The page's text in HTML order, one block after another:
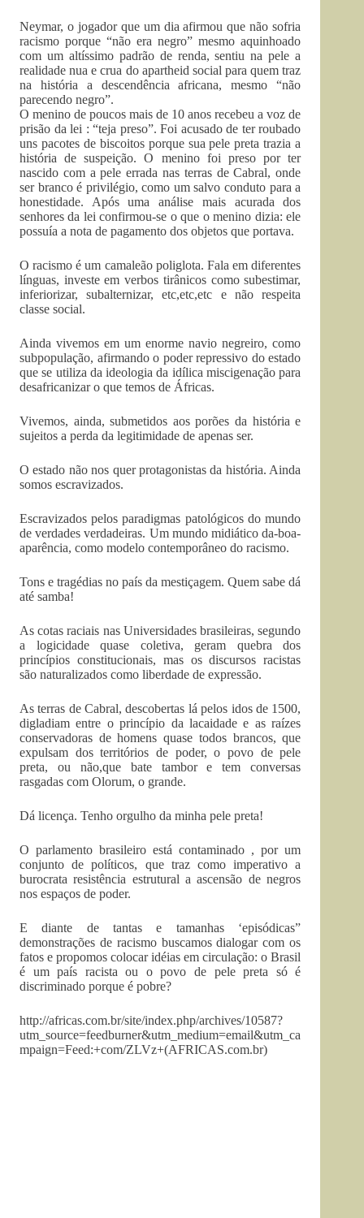
Neymar, o jogador que um dia afirmou que não sofria
racismo porque “não era negro” mesmo aquinhoado
com um altíssimo padrão de renda, sentiu na pele a
realidade nua e crua do apartheid social para quem traz
na história a descendência africana, mesmo “não
parecendo negro”.
O menino de poucos mais de 10 anos recebeu a voz de
prisão da lei : “teja preso”. Foi acusado de ter roubado
uns pacotes de biscoitos porque sua pele preta trazia a
história de suspeição. O menino foi preso por ter
nascido com a pele errada nas terras de Cabral, onde
ser branco é privilégio, como um salvo conduto para a
honestidade. Após uma análise mais acurada dos
senhores da lei confirmou-se o que o menino dizia: ele
possuía a nota de pagamento dos objetos que portava.
O racismo é um camaleão poliglota. Fala em diferentes
línguas, investe em verbos tirânicos como subestimar,
inferiorizar, subalternizar, etc,etc,etc e não respeita
classe social.
Ainda vivemos em um enorme navio negreiro, como
subpopulação, afirmando o poder repressivo do estado
que se utiliza da ideologia da idílica miscigenação para
desafricanizar o que temos de Áfricas.
Vivemos, ainda, submetidos aos porões da história e
sujeitos a perda da legitimidade de apenas ser.
O estado não nos quer protagonistas da história. Ainda
somos escravizados.
Escravizados pelos paradigmas patológicos do mundo
de verdades verdadeiras. Um mundo midiático da-boa-
aparência, como modelo contemporâneo do racismo.
Tons e tragédias no país da mestiçagem. Quem sabe dá
até samba!
As cotas raciais nas Universidades brasileiras, segundo
a logicidade quase coletiva, geram quebra dos
princípios constitucionais, mas os discursos racistas
são naturalizados como liberdade de expressão.
As terras de Cabral, descobertas lá pelos idos de 1500,
digladiam entre o princípio da lacaidade e as raízes
conservadoras de homens quase todos brancos, que
expulsam dos territórios de poder, o povo de pele
preta, ou não,que bate tambor e tem conversas
rasgadas com Olorum, o grande.
Dá licença. Tenho orgulho da minha pele preta!
O parlamento brasileiro está contaminado , por um
conjunto de políticos, que traz como imperativo a
burocrata resistência estrutural a ascensão de negros
nos espaços de poder.
E diante de tantas e tamanhas ‘episódicas”
demonstrações de racismo buscamos dialogar com os
fatos e propomos colocar idéias em circulação: o Brasil
é um país racista ou o povo de pele preta só é
discriminado porque é pobre?
http://africas.com.br/site/index.php/archives/10587?
utm_source=feedburner&utm_medium=email&utm_ca
mpaign=Feed:+com/ZLVz+(AFRICAS.com.br)